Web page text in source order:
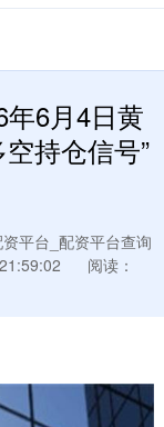
6月4日黄
持仓信号”
平台_配资平台查询
阅读：